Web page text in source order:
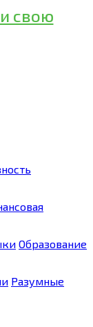
Образование
Разумные